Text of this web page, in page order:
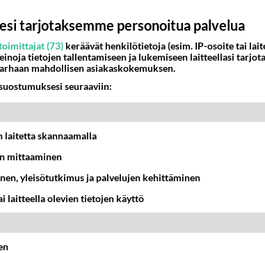
annetaan ukrainalaisen korruption
tarjotaksemme personoitua palvelua
(73) keräävät henkilötietoja (esim. IP-osoite tai
tietojen tallentamiseen ja lukemiseen laitteellasi
mahdollisen asiakaskokemuksen.
seuraaviin:
skannaamalla
mittaaminen
yleisötutkimus ja palvelujen kehittäminen
laitteella olevien tietojen käyttö